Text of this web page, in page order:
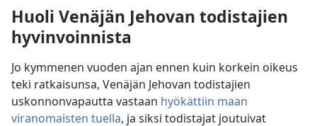
Huoli Venäjän Jehovan todistajien
hyvinvoinnista
Jo kymmenen vuoden ajan ennen kuin korkein oikeus
teki ratkaisunsa, Venäjän Jehovan todistajien
uskonnonvapautta vastaan hyökättiin maan
viranomaisten tuella, ja siksi todistajat joutuivat